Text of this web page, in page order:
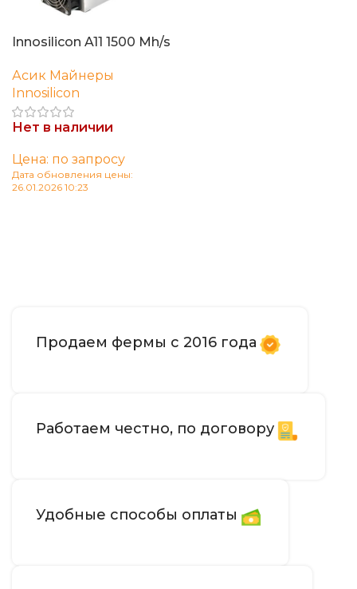
Innosilicon A11 1500 Mh/s
Асик Майнеры
Innosilicon
Нет в наличии
Цена: по запросу
Дата обновления цены:
26.01.2026 10:23
Продаем фермы с 2016 года
Работаем честно, по договору
Удобные способы оплаты